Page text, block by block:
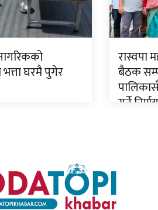
घरमै पुगेर
रास्वपा
बैठक
गर्ने निर्णय